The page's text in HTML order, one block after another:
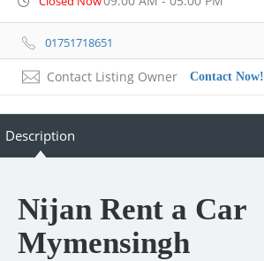
01751718651
Contact Listing Owner Contact Now!
Description
Nijan Rent a Car
Mymensingh